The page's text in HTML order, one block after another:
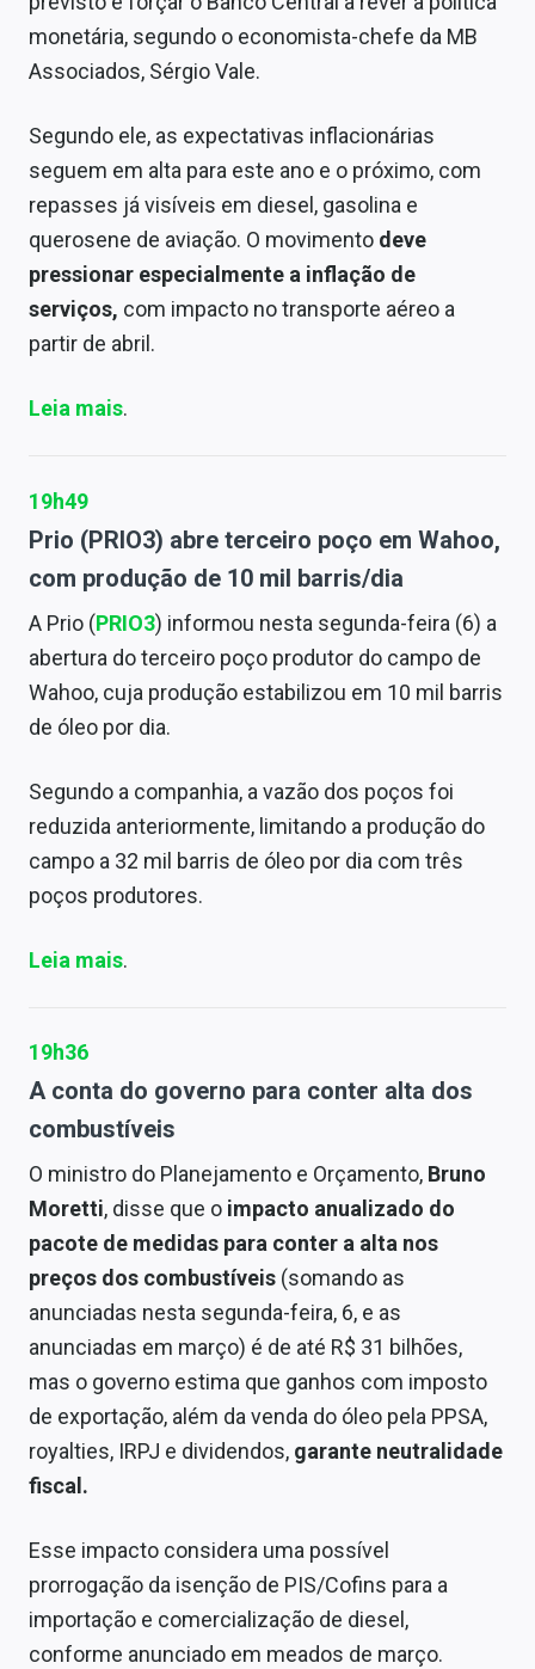
monetária, segundo o economista-chefe da MB
Associados, Sérgio Vale.
Segundo ele, as expectativas inflacionárias
seguem em alta para este ano e o próximo, com
repasses já visíveis em diesel, gasolina e
querosene de aviação. O movimento deve
pressionar especialmente a inflação de
serviços, com impacto no transporte aéreo a
partir de abril.
Leia mais.
19h49
Prio (PRIO3) abre terceiro poço em Wahoo,
com produção de 10 mil barris/dia
A Prio (PRIO3) informou nesta segunda-feira (6) a
abertura do terceiro poço produtor do campo de
Wahoo, cuja produção estabilizou em 10 mil barris
de óleo por dia.
Segundo a companhia, a vazão dos poços foi
reduzida anteriormente, limitando a produção do
campo a 32 mil barris de óleo por dia com três
poços produtores.
Leia mais.
19h36
A conta do governo para conter alta dos
combustíveis
O ministro do Planejamento e Orçamento, Bruno
Moretti, disse que o impacto anualizado do
pacote de medidas para conter a alta nos
preços dos combustíveis (somando as
anunciadas nesta segunda-feira, 6, e as
anunciadas em março) é de até R$ 31 bilhões,
mas o governo estima que ganhos com imposto
de exportação, além da venda do óleo pela PPSA,
royalties, IRPJ e dividendos, garante neutralidade
fiscal.
Esse impacto considera uma possível
prorrogação da isenção de PIS/Cofins para a
importação e comercialização de diesel,
conforme anunciado em meados de março.